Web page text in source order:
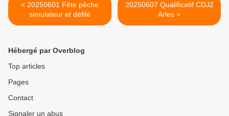
< 20250601 Fête pêche
simulateur et défilé
20250607 Qualificatif CDJ2
Arles >
Hébergé par Overblog
Top articles
Pages
Contact
Signaler un abus